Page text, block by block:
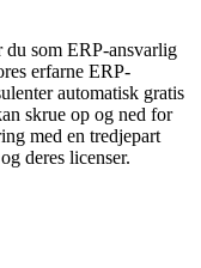
du som ERP-ansvarlig
erfarne ERP-
automatisk gratis
skrue op og ned for
med en tredjepart
deres licenser.